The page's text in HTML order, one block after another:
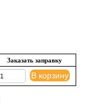
Заказать заправку
В корзину